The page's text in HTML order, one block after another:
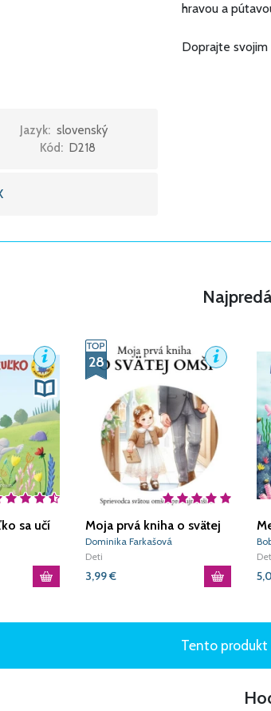
Jazyk: slovenský
Kód: D218
hravou a
Doprajte
sa učí
28
Moja prvá kniha o svätej
omši
Dominika Farkašová
Deti
3,99€
Tento produkt